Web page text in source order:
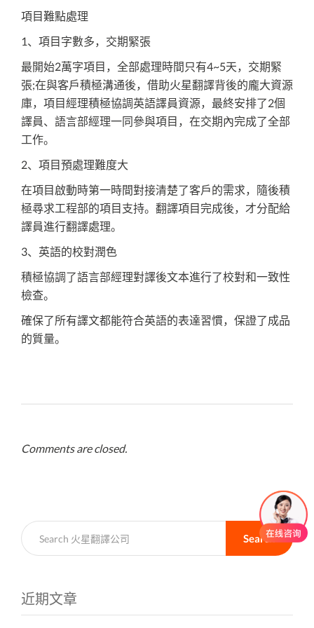
項目難點處理
1、項目字數多，交期緊張
最開始2萬字項目，全部處理時間只有4~5天，交期緊
張;在與客戶積極溝通後，借助火星翻譯背後的龐大資源
庫，項目經理積極協調英語譯員資源，最終安排了2個
譯員、語言部經理一同參與項目，在交期內完成了全部
工作。
2、項目預處理難度大
在項目啟動時第一時間對接清楚了客戶的需求，隨後積
極尋求工程部的項目支持。翻譯項目完成後，才分配給
譯員進行翻譯處理。
3、英語的校對潤色
積極協調了語言部經理對譯後文本進行了校對和一致性
檢查。
確保了所有譯文都能符合英語的表達習慣，保證了成品
的質量。
Comments are closed.
Search
近期文章